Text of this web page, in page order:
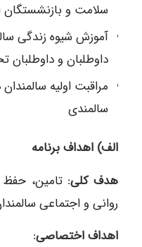
سلامت و بازنشستگان
آموزش شیوه زندگی
داوطلبان و
سالمندی
الف) اهداف برنامه
هدف کلی:تامین،
روانی و اجتماعی
اهداف اختصاصی: